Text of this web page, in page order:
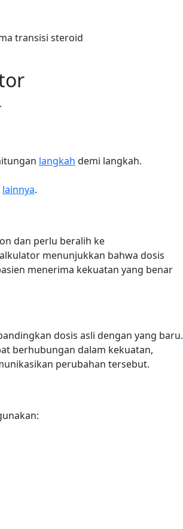
transisi steroid
langkah demi langkah.
lainnya.
dan perlu beralih ke
menunjukkan bahwa dosis
menerima kekuatan yang benar
dosis asli dengan yang baru.
berhubungan dalam kekuatan,
perubahan tersebut.